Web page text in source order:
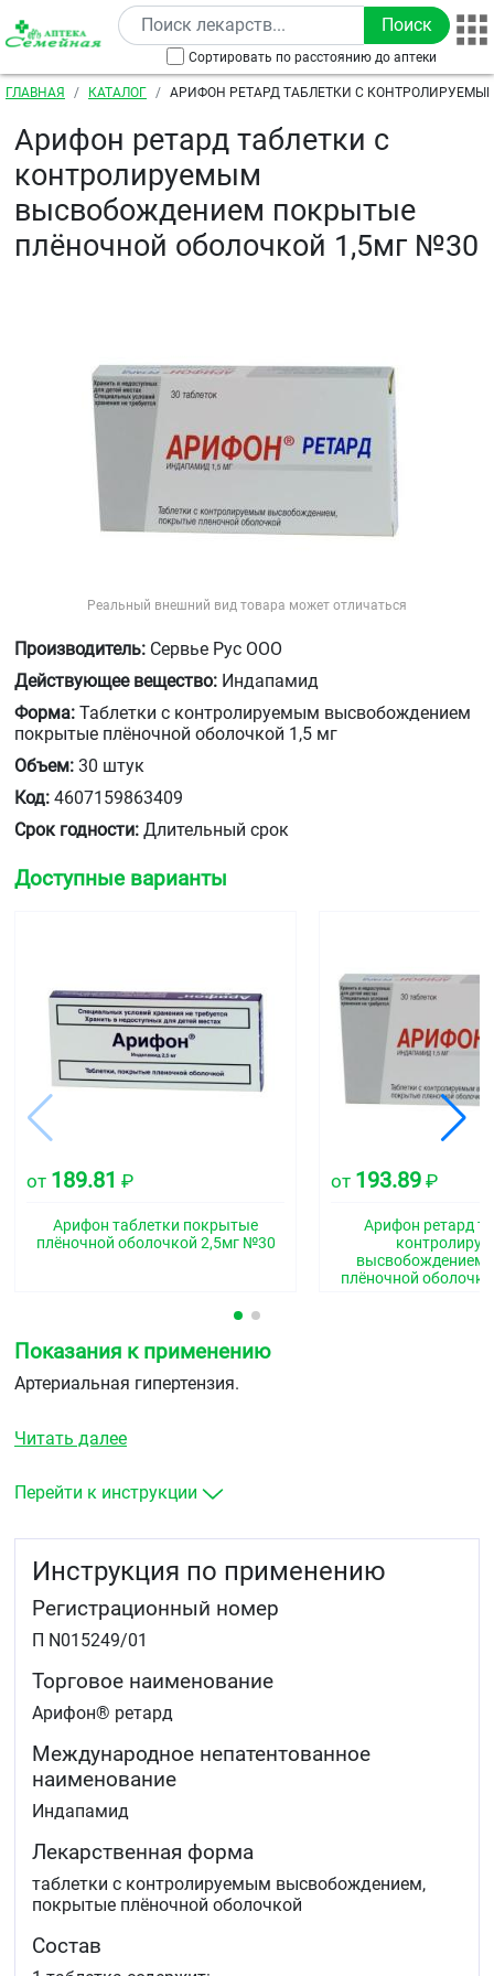
Перейти к основному содержанию
Сортировать по расстоянию до аптеки
Строка навигации
ГЛАВНАЯ КАТАЛОГ
АРИФОН РЕТАРД ТАБЛЕТКИ С
Арифон ретард таблетки с
контролируемым
высвобождением покрытые
плёночной оболочкой 1,5мг №30
Реальный внешний вид товара может отличаться
Производитель: Сервье Рус ООО
Действующее вещество: Индапамид
Форма: Таблетки с контролируемым высвобождением
покрытые плёночной оболочкой 1,5 мг
Объем: 30 штук
Код: 4607159863409
Срок годности: Длительный срок
Доступные варианты
от 189.81 ₽
Арифон таблетки покрытые
плёночной оболочкой 2,5мг №30
от 193.89 ₽
Арифон ретард
высвобождением
плёночной
Показания к применению
Артериальная гипертензия.
Читать далее
Перейти к инструкции
Инструкция по применению
Регистрационный номер
П N015249/01
Торговое наименование
Арифон® ретард
Международное непатентованное
наименование
Индапамид
Лекарственная форма
таблетки с контролируемым высвобождением,
покрытые плёночной оболочкой
Состав